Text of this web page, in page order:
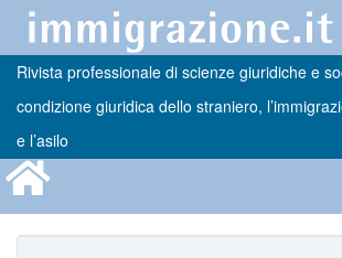
Rivista professionale di scienze giuridiche e
condizione giuridica dello straniero,
e l’asilo